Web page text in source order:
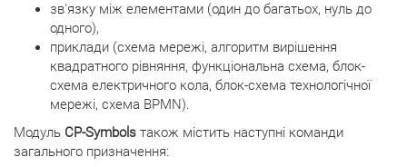
зв'язку між елементами (один до багатьох, нуль до
одного),
приклади (схема мережі, алгоритм вирішення
квадратного рівняння, функціональна схема, блок-
схема електричного кола, блок-схема технологічної
мережі, схема BPMN).
Модуль CP-Symbols також містить наступні команди
загального призначення: